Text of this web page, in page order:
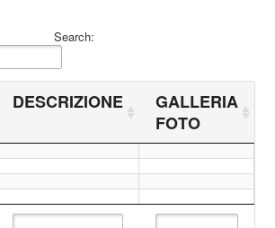
Search:
DESCRIZIONE
GALLERIA
FOTO